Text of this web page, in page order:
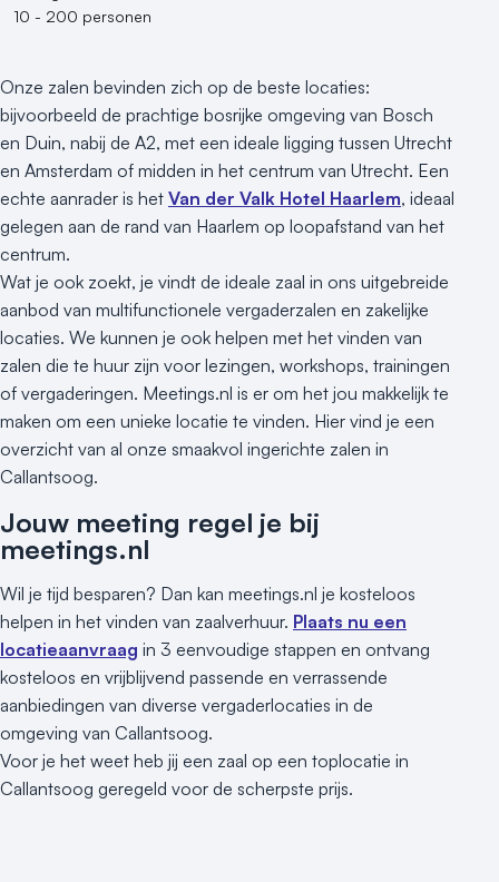
10 - 200 personen
Onze zalen bevinden zich op de beste locaties:
bijvoorbeeld de prachtige bosrijke omgeving van Bosch
en Duin, nabij de A2, met een ideale ligging tussen Utrecht
en Amsterdam of midden in het centrum van Utrecht. Een
echte aanrader is het Van der Valk Hotel Haarlem, ideaal
gelegen aan de rand van Haarlem op loopafstand van het
centrum.
Wat je ook zoekt, je vindt de ideale zaal in ons uitgebreide
aanbod van multifunctionele vergaderzalen en zakelijke
locaties. We kunnen je ook helpen met het vinden van
zalen die te huur zijn voor lezingen, workshops, trainingen
of vergaderingen. Meetings.nl is er om het jou makkelijk te
maken om een unieke locatie te vinden. Hier vind je een
overzicht van al onze smaakvol ingerichte zalen in
Callantsoog.
Jouw meeting regel je bij
meetings.nl
Wil je tijd besparen? Dan kan meetings.nl je kosteloos
helpen in het vinden van zaalverhuur. Plaats nu een
locatieaanvraag in 3 eenvoudige stappen en ontvang
kosteloos en vrijblijvend passende en verrassende
aanbiedingen van diverse vergaderlocaties in de
omgeving van Callantsoog.
Voor je het weet heb jij een zaal op een toplocatie in
Callantsoog geregeld voor de scherpste prijs.